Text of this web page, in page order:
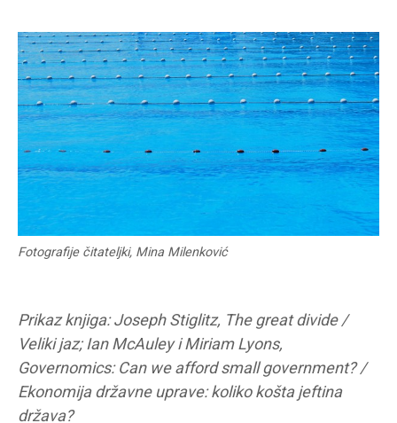
Fotografije čitateljki, Mina Milenković
Prikaz knjiga: Joseph Stiglitz, The great divide /
Veliki jaz; Ian McAuley i Miriam Lyons,
Governomics: Can we afford small government? /
Ekonomija državne uprave: koliko košta jeftina
država?